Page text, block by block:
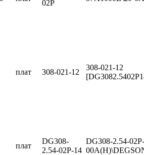
02P
плат 308-021-12
308-021-12
плат
DG308-
2.54-02P-14
DG308-2.54-